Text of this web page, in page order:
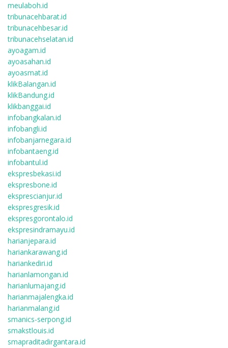
meulaboh.id
tribunacehbarat.id
tribunacehbesar.id
tribunacehselatan.id
ayoagam.id
ayoasahan.id
ayoasmat.id
klikBalangan.id
klikBandung.id
klikbanggai.id
infobangkalan.id
infobangli.id
infobanjarnegara.id
infobantaeng.id
infobantul.id
ekspresbekasi.id
ekspresbone.id
eksprescianjur.id
ekspresgresik.id
ekspresgorontalo.id
ekspresindramayu.id
harianjepara.id
hariankarawang.id
hariankediri.id
harianlamongan.id
harianlumajang.id
harianmajalengka.id
harianmalang.id
smanics-serpong.id
smakstlouis.id
smapraditadirgantara.id